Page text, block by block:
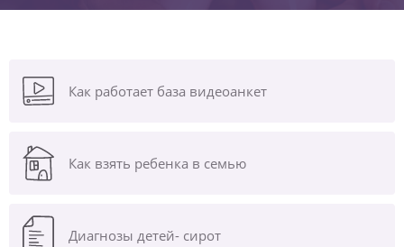
Как работает база видеоанкет
Как взять ребенка в семью
Диагнозы детей- сирот